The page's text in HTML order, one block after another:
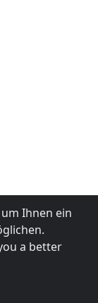
Ihnen ein
a better